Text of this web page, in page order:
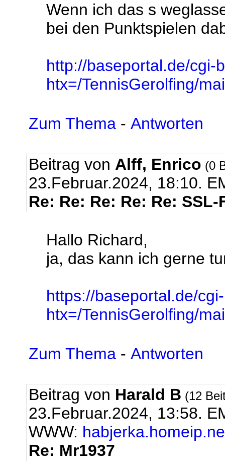
Wenn ich das s
bei den Punktspielen
http://baseportal.de/cgi-
htx=/TennisGerolfing/
Zum Thema - Antworten
Beitrag von Alff, Enrico (0
23.Februar.2024, 18:10.
Re: Re: Re: Re: Re: SSL-
Hallo Richard,
ja, das kann ich gerne
https://baseportal.de/
htx=/TennisGerolfing/
Zum Thema - Antworten
Beitrag von Harald B (12
23.Februar.2024, 13:58.
WWW:
Re: Mr1937